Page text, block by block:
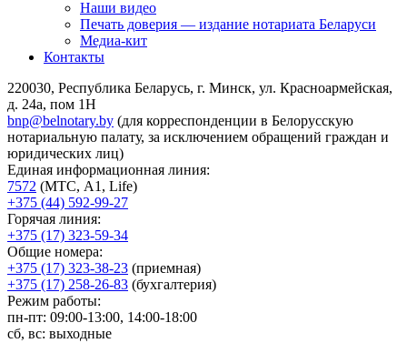
Наши видео
Печать доверия — издание нотариата Беларуси
Медиа-кит
Контакты
220030, Республика Беларусь, г. Минск, ул. Красноармейская,
д. 24а, пом 1Н
bnp@belnotary.by (для корреспонденции в Белорусскую
нотариальную палату, за исключением обращений граждан и
юридических лиц)
Единая информационная линия:
7572 (МТС, A1, Life)
+375 (44) 592-99-27
Горячая линия:
+375 (17) 323-59-34
Общие номера:
+375 (17) 323-38-23 (приемная)
+375 (17) 258-26-83 (бухгалтерия)
Режим работы:
пн-пт: 09:00-13:00, 14:00-18:00
сб, вс: выходные